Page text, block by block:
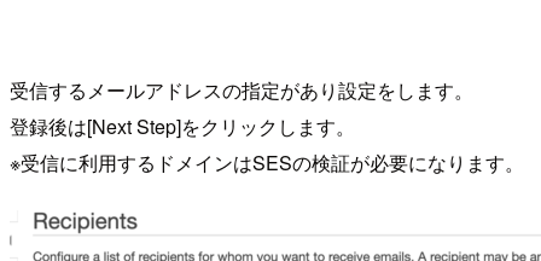
受信するメールアドレスの指定があり設定をします。
登録後は[Next Step]をクリックします。
※受信に利用するドメインはSESの検証が必要になります。